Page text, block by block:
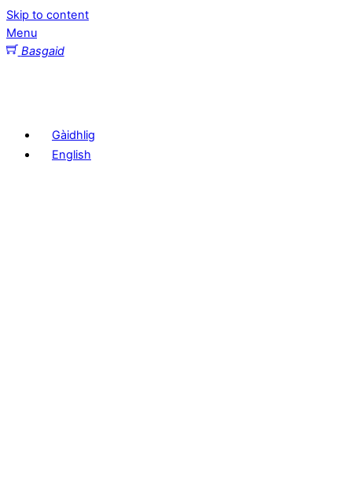
Skip to content
Menu
Basgaid
Gàidhlig
English